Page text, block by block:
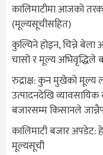
कालिमाटीमा आजको
(मूल्यसूचीसहित)
कुल्चिने होइन, चिन्ने बेला
चासो र मूल्य अभिवृद्धिले
रुद्राक्ष: कुन मुखेको मूल्य
उत्पादनदेखि व्यावसायिक
बजारसम्म किसानले
कालिमाटी बजार
मूल्यसूची